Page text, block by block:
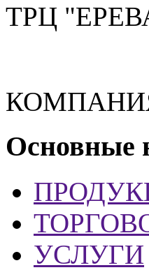
ТРЦ
КОМПАНИЯ
Основные
УСЛУГИ